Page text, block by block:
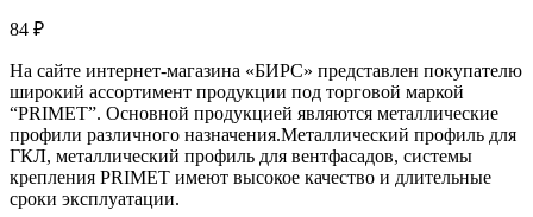
84 ₽
На сайте интернет-магазина «БИРС» представлен покупателю
широкий ассортимент продукции под торговой маркой
“PRIMET”. Основной продукцией являются металлические
профили различного назначения.Металлический профиль для
ГКЛ, металлический профиль для вентфасадов, системы
крепления PRIMET имеют высокое качество и длительные
сроки эксплуатации.